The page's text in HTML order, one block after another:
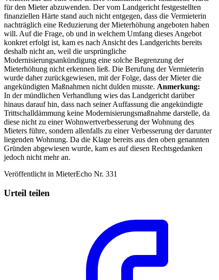
für den Mieter abzuwenden. Der vom Landgericht festgestellten
finanziellen Härte stand auch nicht entgegen, dass die Vermieterin
nachträglich eine Reduzierung der Mieterhöhung angeboten haben
will. Auf die Frage, ob und in welchem Umfang dieses Angebot
konkret erfolgt ist, kam es nach Ansicht des Landgerichts bereits
deshalb nicht an, weil die ursprüngliche
Modernisierungsankündigung eine solche Begrenzung der
Mieterhöhung nicht erkennen ließ. Die Berufung der Vermieterin
wurde daher zurückgewiesen, mit der Folge, dass der Mieter die
angekündigten Maßnahmen nicht dulden musste. Anmerkung:
In der mündlichen Verhandlung wies das Landgericht darüber
hinaus darauf hin, dass nach seiner Auffassung die angekündigte
Trittschalldämmung keine Modernisierungsmaßnahme darstelle, da
diese nicht zu einer Wohnwertverbesserung der Wohnung des
Mieters führe, sondern allenfalls zu einer Verbesserung der darunter
liegenden Wohnung. Da die Klage bereits aus den oben genannten
Gründen abgewiesen wurde, kam es auf diesen Rechtsgedanken
jedoch nicht mehr an.
Veröffentlicht in MieterEcho Nr. 331
Urteil teilen